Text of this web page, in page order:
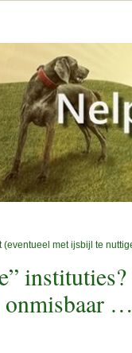
met ijsbijl te
onmisbaar